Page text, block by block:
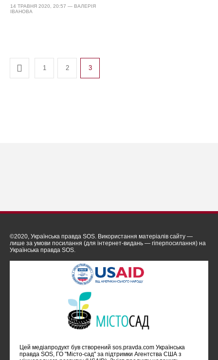
14 ТРАВНЯ 2020, 20:57 — ВАЛЕРІЯ
ІВАНОВА
1 2 3
©2020, Українська правда SOS. Використання матеріалів сайту —
лише за умови посилання (для інтернет-видань — гіперпосилання) на
Українська правда SOS.
Цей медіапродукт був створений sos.pravda.com Українська
правда SOS, ГО "Місто-сад" за підтримки Агентства США з